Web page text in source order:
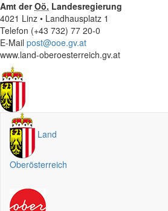
Amt derOö. Landesregierung
4021 Linz • Landhausplatz 1
Telefon (+43 732) 77 20-0
E-Mail post@ooe.gv.at
www.land-oberoesterreich.gv.at
Land
Oberösterreich